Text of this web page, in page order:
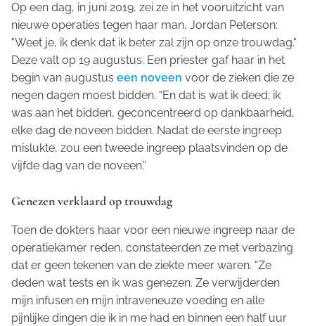
Op een dag, in juni 2019, zei ze in het vooruitzicht van
nieuwe operaties tegen haar man, Jordan Peterson:
"Weet je, ik denk dat ik beter zal zijn op onze trouwdag."
Deze valt op 19 augustus. Een priester gaf haar in het
begin van augustus een noveen voor de zieken die ze
negen dagen moest bidden. “En dat is wat ik deed; ik
was aan het bidden, geconcentreerd op dankbaarheid,
elke dag de noveen bidden. Nadat de eerste ingreep
mislukte, zou een tweede ingreep plaatsvinden op de
vijfde dag van de noveen.”
Genezen verklaard op trouwdag
Toen de dokters haar voor een nieuwe ingreep naar de
operatiekamer reden, constateerden ze met verbazing
dat er geen tekenen van de ziekte meer waren. “Ze
deden wat tests en ik was genezen. Ze verwijderden
mijn infusen en mijn intraveneuze voeding en alle
pijnlijke dingen die ik in me had en binnen een half uur